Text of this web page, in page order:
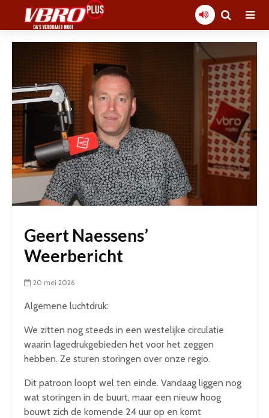
Geert Naessens’
Weerbericht
20 mei 2026
Algemene luchtdruk:
We zitten nog steeds in een westelijke circulatie
waarin lagedrukgebieden het voor het zeggen
hebben. Ze sturen storingen over onze regio.
Dit patroon loopt wel ten einde. Vandaag liggen nog
wat storingen in de buurt, maar een nieuw hoog
bouwt zich de komende 24 uur op en komt